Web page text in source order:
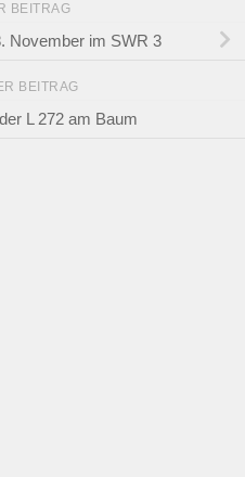
BEITRAG
November im SWR 3
BEITRAG
L 272 am Baum